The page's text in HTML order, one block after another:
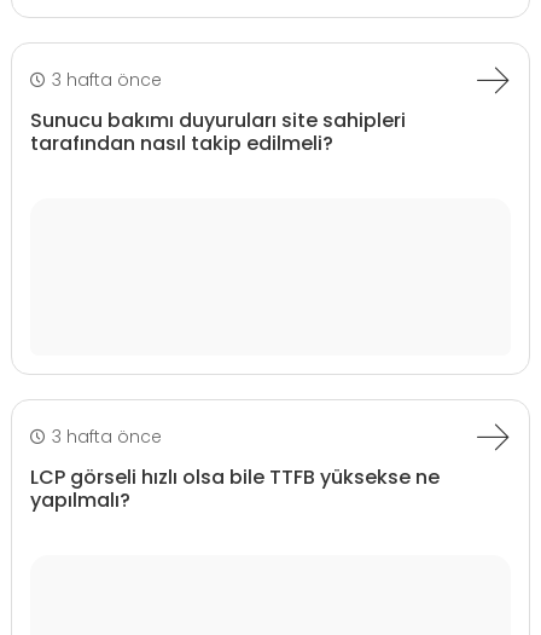
3 hafta önce
Sunucu bakımı duyuruları site sahipleri
tarafından nasıl takip edilmeli?
3 hafta önce
LCP görseli hızlı olsa bile TTFB yüksekse ne
yapılmalı?